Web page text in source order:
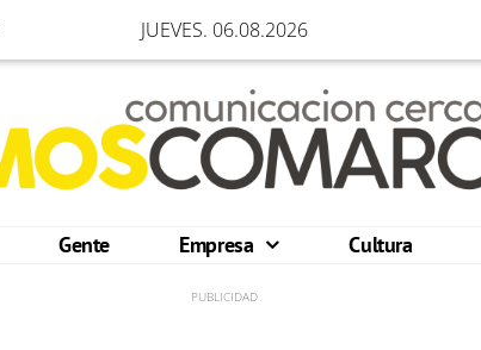
JUEVES. 06.08.2026
Gente Empresa Cultura